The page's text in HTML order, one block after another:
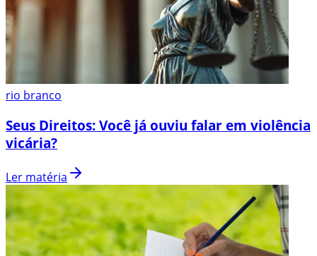
rio branco
Seus Direitos: Você já ouviu falar em violência
vicária?
Ler matéria